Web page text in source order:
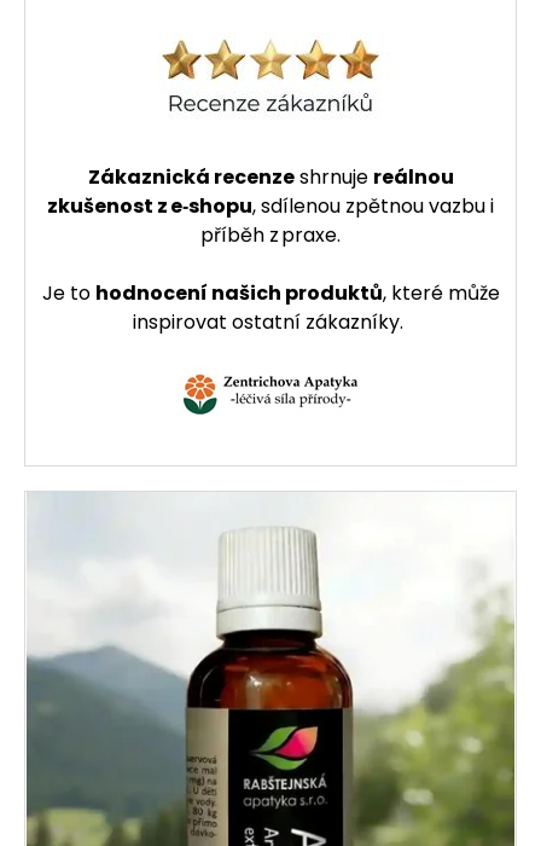
Zákaznická recenzeshrnuje reálnou
zkušenost z e‑shopu, sdílenou zpětnou vazbu i
příběh z praxe.
Je to hodnocení našich produktů, které může
inspirovat ostatní zákazníky.